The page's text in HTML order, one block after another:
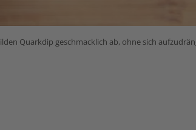
Quarkdip geschmacklich ab, ohne sich